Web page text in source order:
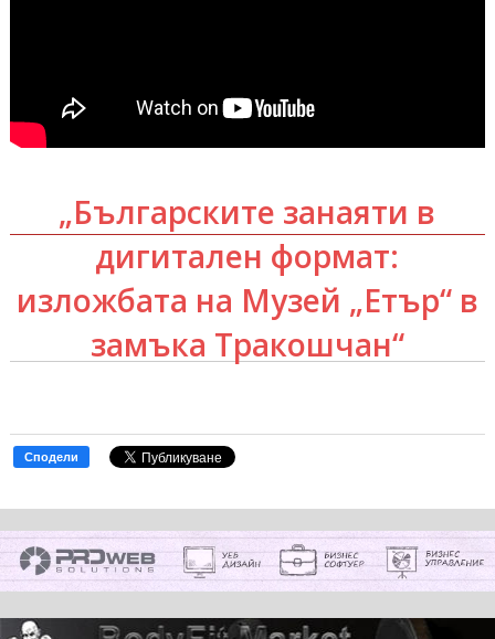
„Българските занаяти в
дигитален формат:
изложбата на Музей „Етър“ в
замъка Тракошчан“
Сподели